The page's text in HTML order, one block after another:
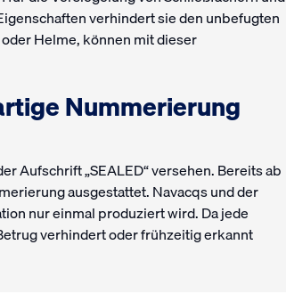
verhindert sie den unbefugten
Helme, können mit dieser
Nummerierung
Aufschrift „SEALED“ versehen. Bereits ab
ausgestattet. Navacqs und der
nur einmal produziert wird. Da jede
verhindert oder frühzeitig erkannt